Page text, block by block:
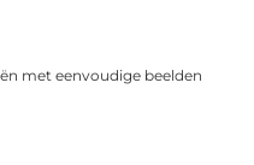
met eenvoudige beelden